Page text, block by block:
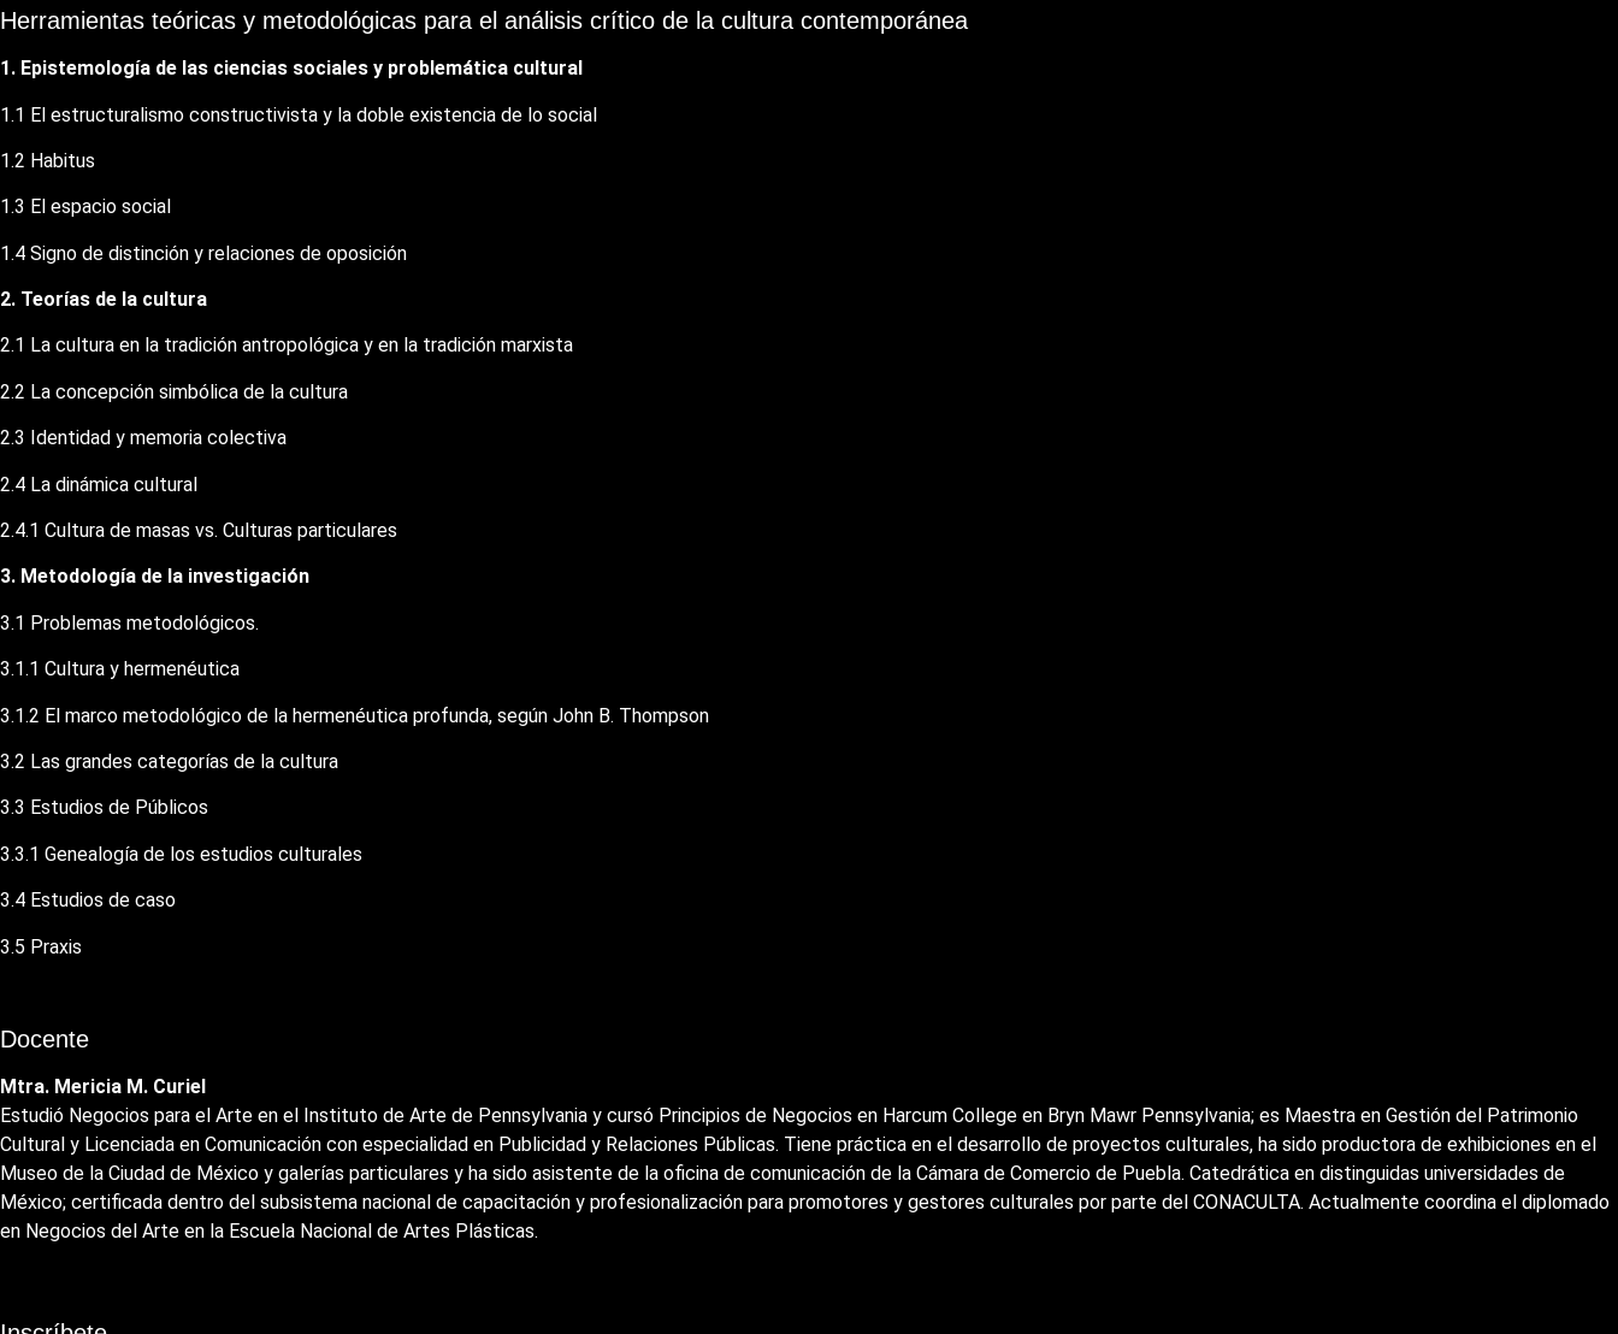
Herramientas teóricas y metodológicas para el análisis crítico de la cultura contemporánea
1. Epistemología de las ciencias sociales y problemática cultural
1.1 El estructuralismo constructivista y la doble existencia de lo social
1.2 Habitus
1.3 El espacio social
1.4 Signo de distinción y relaciones de oposición
2. Teorías de la cultura
2.1 La cultura en la tradición antropológica y en la tradición marxista
2.2 La concepción simbólica de la cultura
2.3 Identidad y memoria colectiva
2.4 La dinámica cultural
2.4.1 Cultura de masas vs. Culturas particulares
3. Metodología de la investigación
3.1 Problemas metodológicos.
3.1.1 Cultura y hermenéutica
3.1.2 El marco metodológico de la hermenéutica profunda, según John B. Thompson
3.2 Las grandes categorías de la cultura
3.3 Estudios de Públicos
3.3.1 Genealogía de los estudios culturales
3.4 Estudios de caso
3.5 Praxis
Docente
Mtra. Mericia M. Curiel
Estudió Negocios para el Arte en el Instituto de Arte de Pennsylvania y cursó Principios de Negocios en Harcum College en Bryn Mawr Pennsylvania; es Maestra en Gestión del Patrimonio
Cultural y Licenciada en Comunicación con especialidad en Publicidad y Relaciones Públicas. Tiene práctica en el desarrollo de proyectos culturales, ha sido productora de exhibiciones en el
Museo de la Ciudad de México y galerías particulares y ha sido asistente de la oficina de comunicación de la Cámara de Comercio de Puebla. Catedrática en distinguidas universidades de
México; certificada dentro del subsistema nacional de capacitación y profesionalización para promotores y gestores culturales por parte del CONACULTA. Actualmente coordina el diplomado
en Negocios del Arte en la Escuela Nacional de Artes Plásticas.